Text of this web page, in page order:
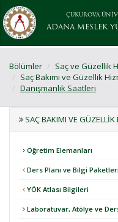
ÇUKUROVA
ADANA MESLEK
Bölümler
Saç ve Güzellik
Saç Bakımı ve Güzellik
Danışmanlık Saatleri
SAÇ BAKIMI VE
Öğretim Elemanları
Ders Planı ve Bilgi Paketleri
YÖK Atlası Bilgileri
Laboratuvar, Atölye ve